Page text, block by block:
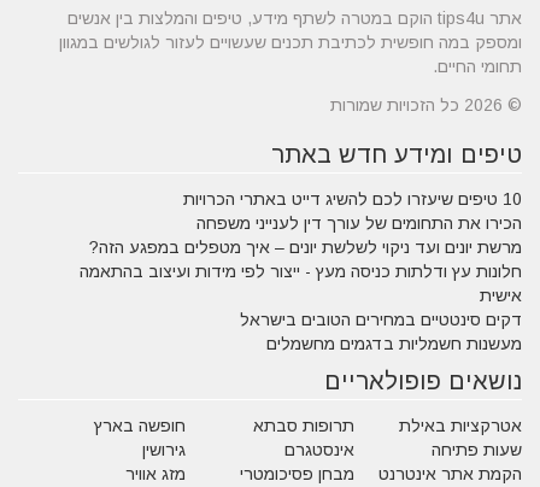
אתר tips4u הוקם במטרה לשתף מידע, טיפים והמלצות בין אנשים
ומספק במה חופשית לכתיבת תכנים שעשויים לעזור לגולשים במגוון
תחומי החיים.
© 2026 כל הזכויות שמורות
טיפים ומידע חדש באתר
10 טיפים שיעזרו לכם להשיג דייט באתרי הכרויות
הכירו את התחומים של עורך דין לענייני משפחה
מרשת יונים ועד ניקוי לשלשת יונים – איך מטפלים במפגע הזה?
חלונות עץ ודלתות כניסה מעץ - ייצור לפי מידות ועיצוב בהתאמה
אישית
דקים סינטטיים במחירים הטובים בישראל
מעשנות חשמליות בדגמים מחשמלים
נושאים פופולאריים
אטרקציות באילת תרופות סבתא
חופשה בארץ
שעות פתיחה
אינסטגרם
גירושין
הקמת אתר אינטרנט
מבחן פסיכומטרי
מזג אוויר